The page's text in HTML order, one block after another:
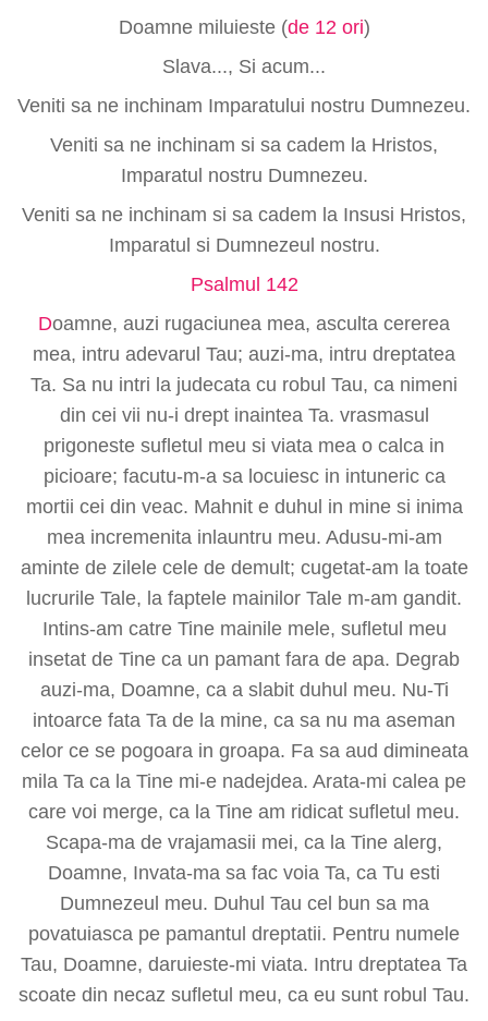
Doamne miluieste (de 12 ori)
Slava..., Si acum...
Veniti sa ne inchinam Imparatului nostru Dumnezeu.
Veniti sa ne inchinam si sa cadem la Hristos,
Imparatul nostru Dumnezeu.
Veniti sa ne inchinam si sa cadem la Insusi Hristos,
Imparatul si Dumnezeul nostru.
Psalmul 142
Doamne, auzi rugaciunea mea, asculta cererea
mea, intru adevarul Tau; auzi-ma, intru dreptatea
Ta. Sa nu intri la judecata cu robul Tau, ca nimeni
din cei vii nu-i drept inaintea Ta. vrasmasul
prigoneste sufletul meu si viata mea o calca in
picioare; facutu-m-a sa locuiesc in intuneric ca
mortii cei din veac. Mahnit e duhul in mine si inima
mea incremenita inlauntru meu. Adusu-mi-am
aminte de zilele cele de demult; cugetat-am la toate
lucrurile Tale, la faptele mainilor Tale m-am gandit.
Intins-am catre Tine mainile mele, sufletul meu
insetat de Tine ca un pamant fara de apa. Degrab
auzi-ma, Doamne, ca a slabit duhul meu. Nu-Ti
intoarce fata Ta de la mine, ca sa nu ma aseman
celor ce se pogoara in groapa. Fa sa aud dimineata
mila Ta ca la Tine mi-e nadejdea. Arata-mi calea pe
care voi merge, ca la Tine am ridicat sufletul meu.
Scapa-ma de vrajamasii mei, ca la Tine alerg,
Doamne, Invata-ma sa fac voia Ta, ca Tu esti
Dumnezeul meu. Duhul Tau cel bun sa ma
povatuiasca pe pamantul dreptatii. Pentru numele
Tau, Doamne, daruieste-mi viata. Intru dreptatea Ta
scoate din necaz sufletul meu, ca eu sunt robul Tau.